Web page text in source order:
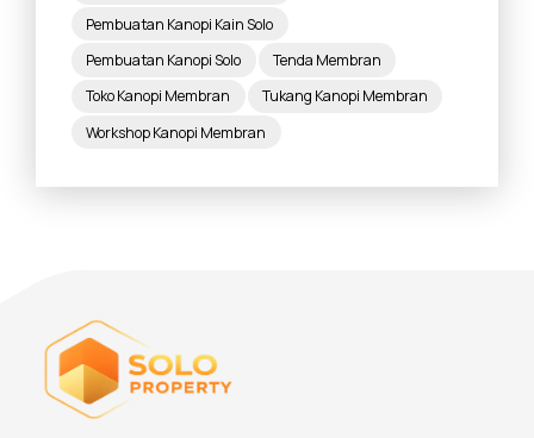
Pembuatan Kanopi Kain Solo
Pembuatan Kanopi Solo
Tenda Membran
Toko Kanopi Membran
Tukang Kanopi Membran
Workshop Kanopi Membran